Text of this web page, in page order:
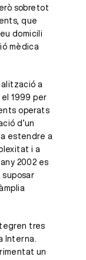
sobretot
que
domicili
mèdica
a
1999 per
operats
d’un
estendre a
i a
2002 es
tres
Interna.
un